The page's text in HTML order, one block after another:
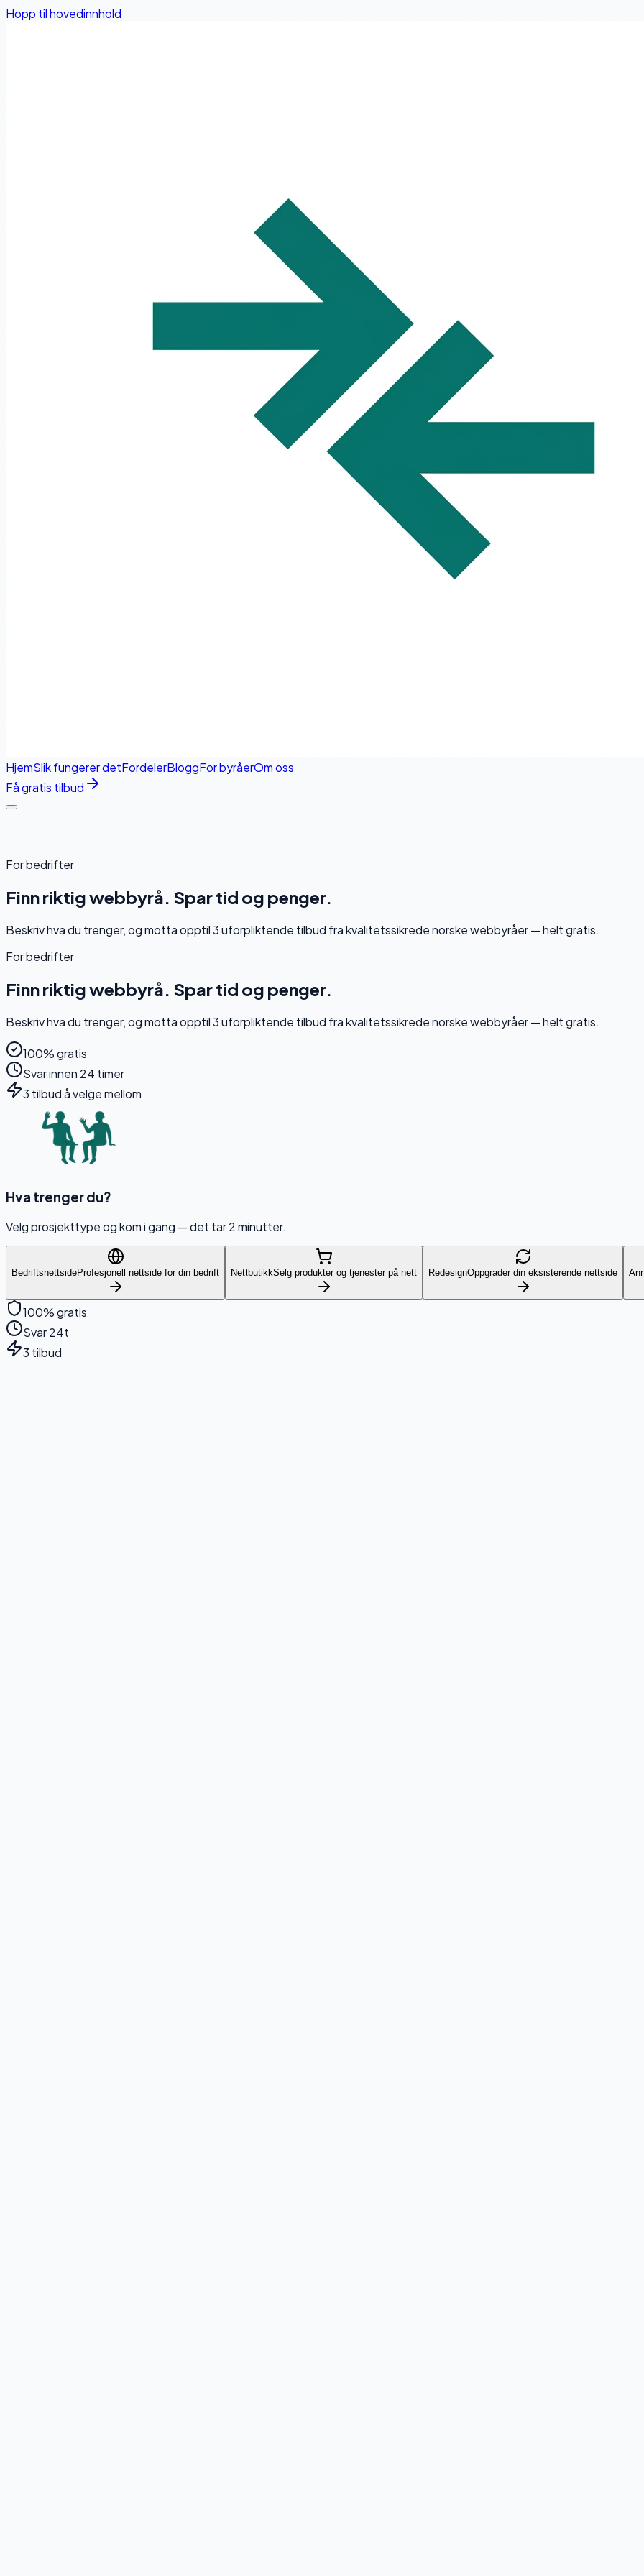
Hopp til hovedinnhold
HjemSlik fungerer detFordelerBloggFor byråerOm oss
Få gratis tilbud
For bedrifter
Finn riktig webbyrå. Spar tid og penger.
Beskriv hva du trenger, og motta opptil 3 uforpliktende tilbud fra kvalitetssikrede norske webbyråer — helt gratis.
For bedrifter
Finn riktig webbyrå. Spar tid og penger.
Beskriv hva du trenger, og motta opptil 3 uforpliktende tilbud fra kvalitetssikrede norske webbyråer — helt gratis.
100% gratis
Svar innen 24 timer
3 tilbud å velge mellom
Hva trenger du?
Velg prosjekttype og kom i gang — det tar 2 minutter.
BedriftsnettsideProfesjonell nettside for din bedrift NettbutikkSelg produkter og tjenester på nett RedesignOppgrader din eksisterende nettside
100% gratis
Svar 24t
3 tilbud